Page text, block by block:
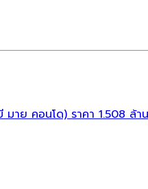
าย คอนโด) ราคา 1.508 ล้า